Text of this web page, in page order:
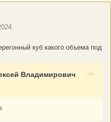
куб какого объема под
Владимирович